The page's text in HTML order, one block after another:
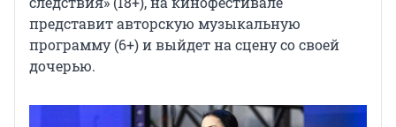
представит авторскую музыкальную
программу (6+)и выйдет на сцену со своей
дочерью.